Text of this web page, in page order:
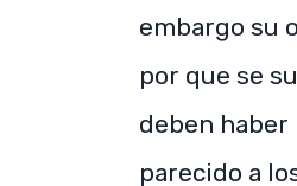
embargo su
por que se
deben haber
parecido a